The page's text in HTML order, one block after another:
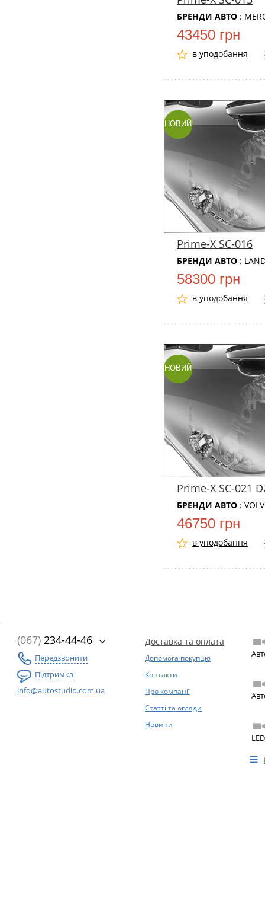
БРЕНДИ АВТО :
43450 грн
в уподобання
НОВИЙ
Prime-X SC-016
БРЕНДИ АВТО :
58300 грн
в уподобання
НОВИЙ
Prime-X SC-021
БРЕНДИ АВТО :
46750 грн
в уподобання
(067) 234-44-46
Передзвонити
Підтримка
info@autostudio.com.ua
Доставка та оплата
Допомога покупцю
Контакти
Про компанії
Статті та огляди
Новини